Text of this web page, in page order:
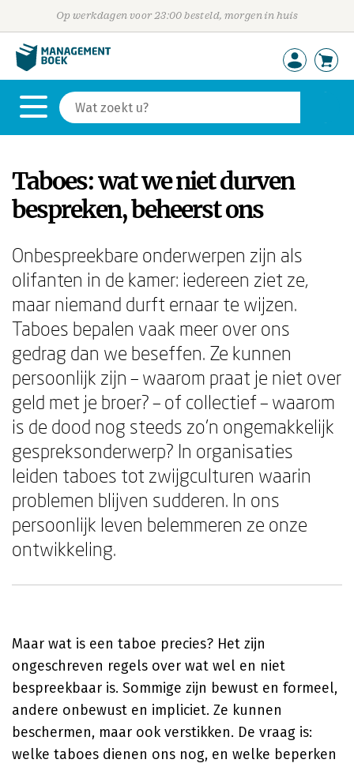
Op werkdagen voor 23:00 besteld, morgen in huis
Taboes: wat we niet durven
bespreken, beheerst ons
Onbespreekbare onderwerpen zijn als
olifanten in de kamer: iedereen ziet ze,
maar niemand durft ernaar te wijzen.
Taboes bepalen vaak meer over ons
gedrag dan we beseffen. Ze kunnen
persoonlijk zijn – waarom praat je niet over
geld met je broer? – of collectief – waarom
is de dood nog steeds zo'n ongemakkelijk
gespreksonderwerp? In organisaties
leiden taboes tot zwijgculturen waarin
problemen blijven sudderen. In ons
persoonlijk leven belemmeren ze onze
ontwikkeling.
Maar wat is een taboe precies? Het zijn
ongeschreven regels over wat wel en niet
bespreekbaar is. Sommige zijn bewust en formeel,
andere onbewust en impliciet. Ze kunnen
beschermen, maar ook verstikken. De vraag is:
welke taboes dienen ons nog, en welke beperken